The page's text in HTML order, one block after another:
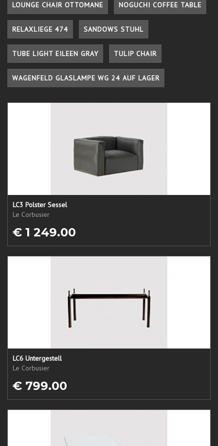
LOUNGE CHAIR OTTOMANE NOGUCHI COFFEE TABLE
RELAXLIEGE 474 SANDOWS STUHL
TUBE LIGHT EILEEN GRAY TULIP CHAIR
WAGENFELD GLASLAMPE WG 24 AUF LAGER
LC3 Polster Sessel
Le Corbusier
€ 1 249.00
LC6 Untergestell
Le Corbusier
€ 799.00